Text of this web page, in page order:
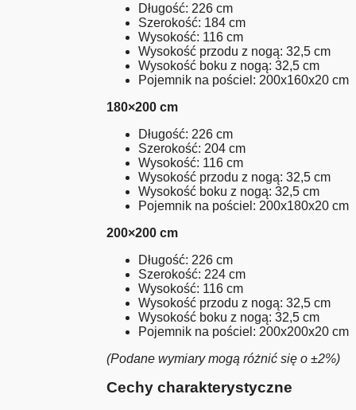
Długość: 226 cm
Szerokość: 184 cm
Wysokość: 116 cm
Wysokość przodu z nogą: 32,5 cm
Wysokość boku z nogą: 32,5 cm
Pojemnik na pościel: 200x160x20 cm
180×200 cm
Długość: 226 cm
Szerokość: 204 cm
Wysokość: 116 cm
Wysokość przodu z nogą: 32,5 cm
Wysokość boku z nogą: 32,5 cm
Pojemnik na pościel: 200x180x20 cm
200×200 cm
Długość: 226 cm
Szerokość: 224 cm
Wysokość: 116 cm
Wysokość przodu z nogą: 32,5 cm
Wysokość boku z nogą: 32,5 cm
Pojemnik na pościel: 200x200x20 cm
(Podane wymiary mogą różnić się o ±2%)
Cechy charakterystyczne